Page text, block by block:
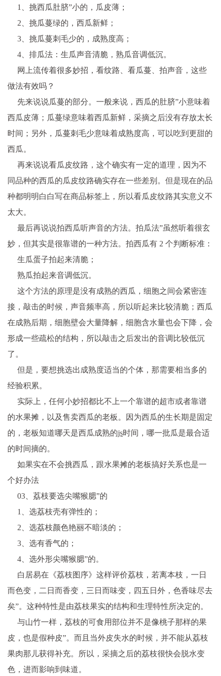
1、挑西瓜肚脐”小的，瓜皮薄；
2、挑瓜蔓绿的，西瓜新鲜；
3、挑瓜蔓刺毛少的，成熟度高；
4、排瓜法：生瓜声音清脆，熟瓜音调低沉。
网上流传着很多妙招，看纹路、看瓜蔓、拍声音，这些
做法有效吗？
先来说说瓜蔓的部分。一般来说，西瓜的肚脐”小意味着
西瓜皮薄；瓜蔓绿意味着西瓜新鲜，采摘之后没有存放太长
时间；另外，瓜蔓刺毛少意味着成熟度高，可以吃到更甜的
西瓜。
再来说说看瓜皮纹路，这个确实有一定的道理，因为不
同品种的西瓜的瓜皮纹路确实存在一些差别。但是现在的品
种都明明白白写在商品标签上，所以看瓜皮纹路其实意义不
太大。
最后再说说拍西瓜听声音的方法。拍瓜法”虽然听着很玄
妙，但其实是很靠谱的一种方法。拍西瓜有 2 个判断标准：
生瓜蛋子拍起来清脆；
熟瓜拍起来音调低沉。
这个方法的原理是没有成熟的西瓜，细胞之间会紧密连
接，敲击的时候，声音频率高，所以听起来比较清脆；西瓜
在成熟后期，细胞壁会大量降解，细胞含水量也会下降，会
形成一些疏松的结构，所以敲击之后发出的音调比较低沉
了。
但是，要想挑选出成熟度适当的个体，那需要相当多的
经验积累。
实际上，任何小妙招都比不上一个靠谱的超市或者靠谱
的水果摊，以及售卖西瓜的老板。因为西瓜的生长期是固定
的，老板知道哪天是西瓜成熟的js时间，哪一批瓜是最合适
的时间摘的。
如果实在不会挑西瓜，跟水果摊的老板搞好关系也是一
个好办法
03、荔枝要选尖嘴猴腮”的
1、选荔枝壳有弹性的；
2、选荔枝颜色艳丽不暗淡的；
3、选有香气的；
4、选外形尖嘴猴腮”的。
白居易在《荔枝图序》这样评价荔枝，若离本枝，一日
而色变，二日而香变，三日而味变，四五日外，色香味尽去
矣”。这种特性是由荔枝果实的结构和生理特性所决定的。
与山竹一样，荔枝的可食用部位并不是像桃子那样的果
皮，也是假种皮”。而且当外皮失水的时候，并不能从荔枝
果肉那儿获得补充。所以，采摘之后的荔枝很快会脱水变
色，进而影响到味道。